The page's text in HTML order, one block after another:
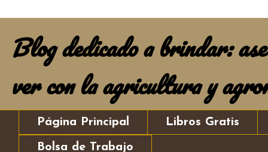
Blog dedicado a brindar:
ver con la agricultura y
Página Principal Libros Gratis
Bolsa de Trabajo